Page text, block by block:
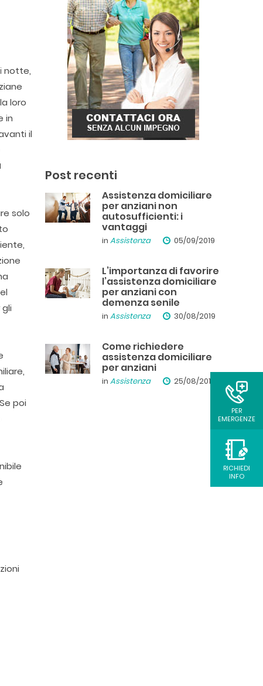
PER
EMERGENZE
RICHIEDI
INFO
notte,
loro
in
il
solo
poi
Post recenti
Assistenza domiciliare
per anziani non
autosufficienti: i
vantaggi
in Assistenza 05/09/2019
L’importanza di favorire
l’assistenza domiciliare
per anziani con
demenza senile
in Assistenza 30/08/2019
Come richiedere
assistenza domiciliare
per anziani
in Assistenza 25/08/2019